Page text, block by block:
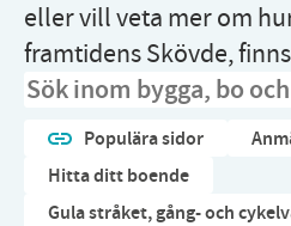
eller vill veta mer om
framtidens Skövde,
Sidsök
Populära sidor
Hitta ditt boende
Gula stråket, gång- och